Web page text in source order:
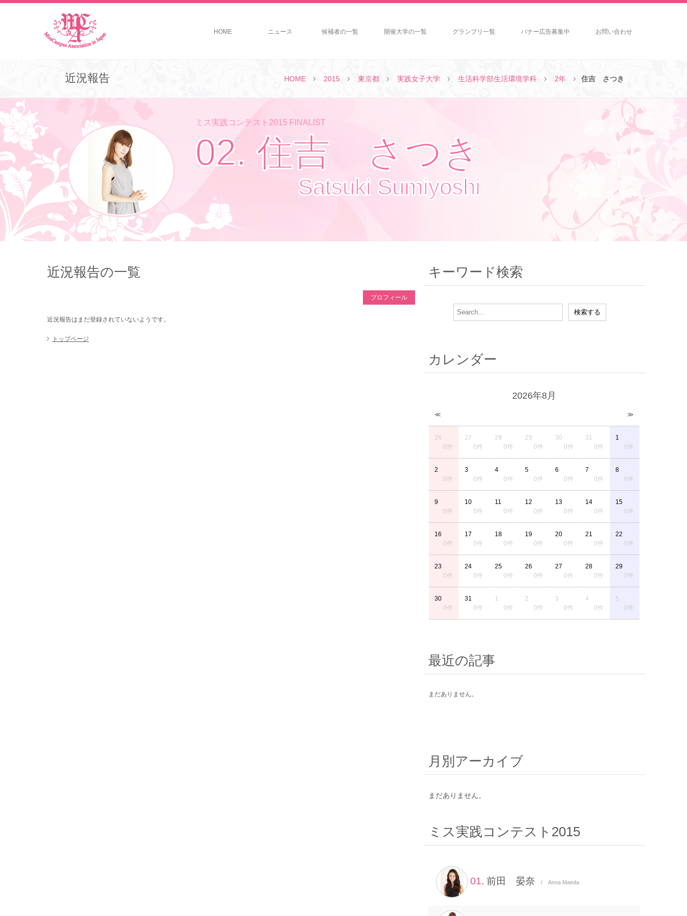
HOME ニュース 候補者の一覧 開催大学の一覧 グランプリ一覧 バナー広告募集中 お問い合わせ
HOME 2015 東京都 実践女子大学 生活科学部生活環境学科 2年 住吉 さつき
近況報告
ミス実践コンテスト2015 FINALIST
02. 住吉 さつき
Satsuki Sumiyoshi
近況報告の一覧
プロフィール
近況報告はまだ登録されていないようです。
トップページ
キーワード検索
カレンダー
2026年8月
≪ ≫
26
0件
27
0件
28
0件
29
0件
30
0件
31
0件
1
0件
2
0件
3
0件
4
0件
5
0件
6
0件
7
0件
8
0件
9
0件
10
0件
11
0件
12
0件
13
0件
14
0件
15
0件
16
0件
17
0件
18
0件
19
0件
20
0件
21
0件
22
0件
23
0件
24
0件
25
0件
26
0件
27
0件
28
0件
29
0件
30
0件
31
0件
1
0件
2
0件
3
0件
4
0件
5
0件
最近の記事
まだありません。
月別アーカイブ
まだありません。
ミス実践コンテスト2015
01. 前田 晏奈 / Anna Maeda